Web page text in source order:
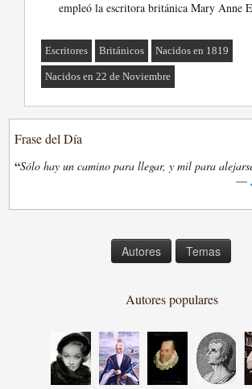
empleó la escritora británica Mary Anne
Escritores Británicos Nacidos en 1819
Nacidos en 22 de Noviembre
Frase del Día
“Sólo hay un camino para llegar, y mil para
—
Autores Temas
Autores populares